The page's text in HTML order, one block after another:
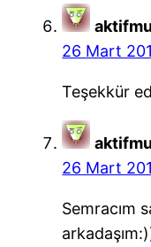
26 Mart
Teşekkür
26 Mart
Semracım